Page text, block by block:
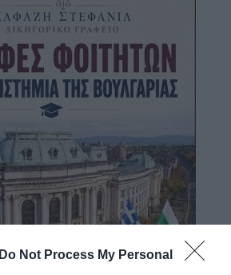
Do Not Process My Personal